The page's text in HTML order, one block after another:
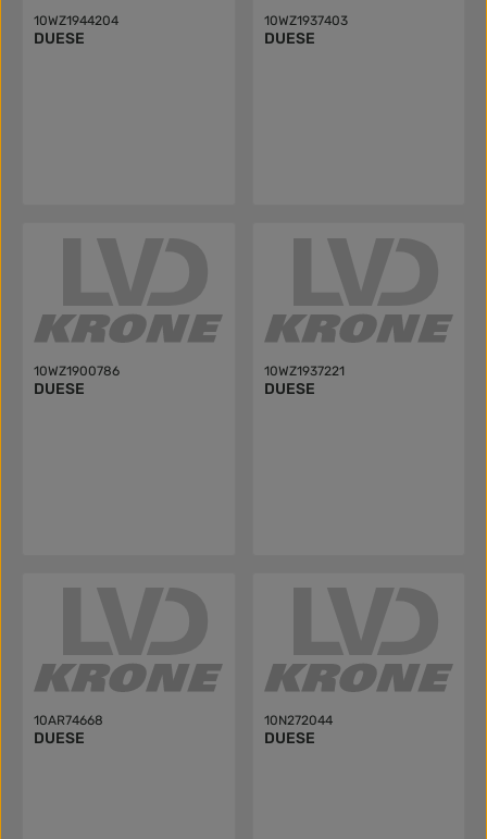
10WZ1944204
DUESE
10WZ1937403
DUESE
10WZ1900786
DUESE
10WZ1937221
DUESE
10AR74668
DUESE
10N272044
DUESE